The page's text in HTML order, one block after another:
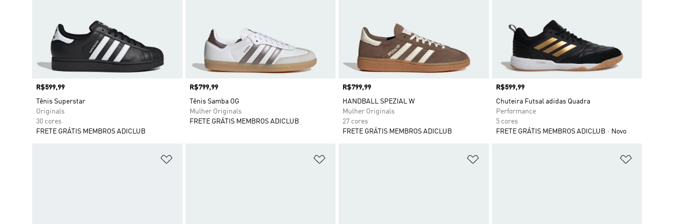
Preço
R$599,99
Tênis Superstar
Originals
30 cores
FRETE GRÁTIS MEMBROS ADICLUB
Preço
R$799,99
Tênis Samba OG
Mulher Originals
FRETE GRÁTIS MEMBROS ADICLUB
Preço
R$799,99
HANDBALL SPEZIAL W
Mulher Originals
27 cores
FRETE GRÁTIS MEMBROS ADICLUB
Preço
R$599,99
Chuteira Futsal adidas Quadra
Performance
5 cores
FRETE GRÁTIS MEMBROS ADICLUB
Novo